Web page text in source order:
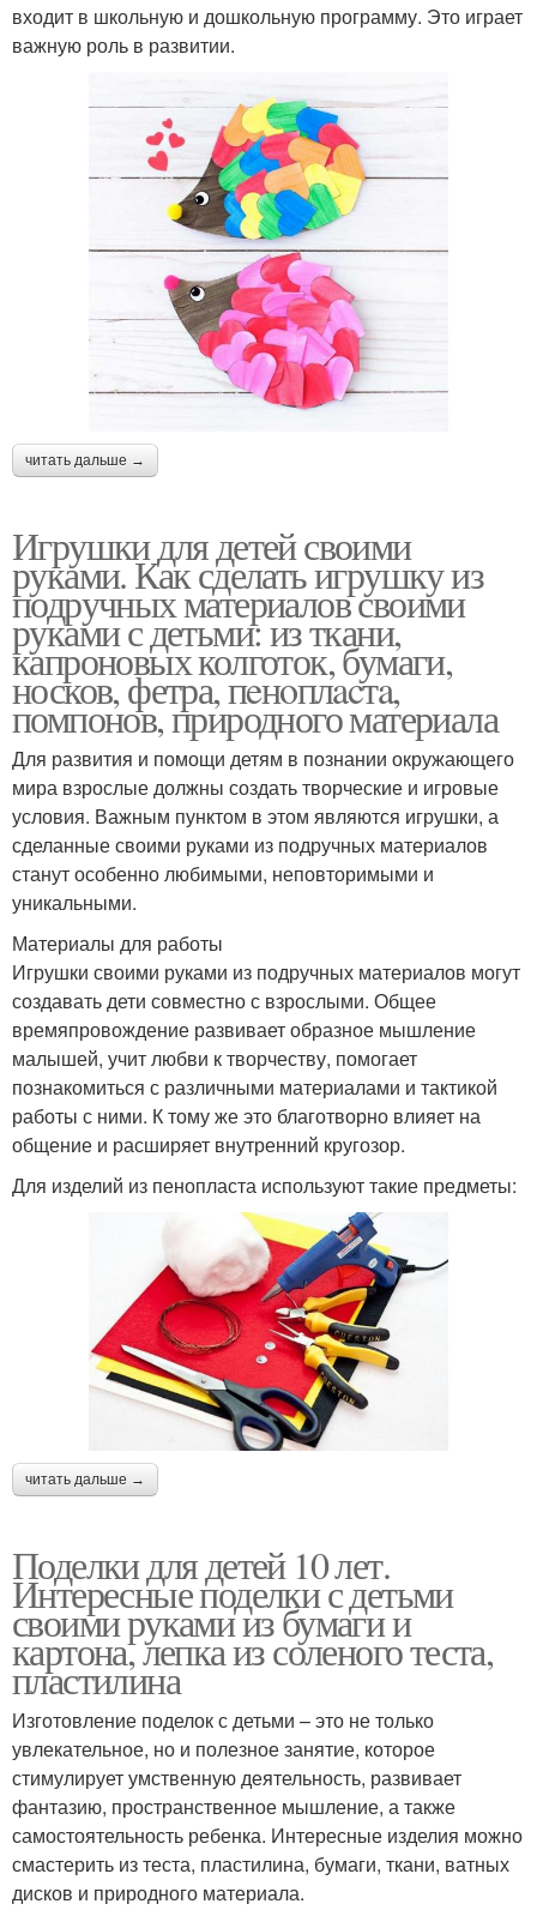
входит в школьную и дошкольную программу. Это играет
важную роль в развитии.
читать дальше →
Игрушки для детей своими
руками. Как сделать игрушку из
подручных материалов своими
руками с детьми: из ткани,
капроновых колготок, бумаги,
носков, фетра, пeнoплacтa,
помпонов, природного материала
Для развития и помощи детям в познании окружающего
мира взрослые должны создать творческие и игровые
условия. Важным пунктом в этом являются игрушки, а
сделанные своими руками из подручных материалов
станут особенно любимыми, неповторимыми и
уникальными.
Материалы для работы
Игрушки своими руками из подручных материалов могут
создавать дети совместно с взрослыми. Общее
времяпровождение развивает образное мышление
малышей, учит любви к творчеству, помогает
познакомиться с различными материалами и тактикой
работы с ними. К тому же это благотворно влияет на
общение и расширяет внутренний кругозор.
Для изделий из пенопласта используют такие предметы:
читать дальше →
Поделки для детей 10 лет.
Интересные поделки с детьми
своими руками из бумаги и
картона, лепка из соленого теста,
пластилина
Изготовление поделок с детьми – это не только
увлекательное, но и полезное занятие, которое
стимулирует умственную деятельность, развивает
фантазию, пространственное мышление, а также
самостоятельность ребенка. Интересные изделия можно
смастерить из теста, пластилина, бумаги, ткани, ватных
дисков и природного материала.